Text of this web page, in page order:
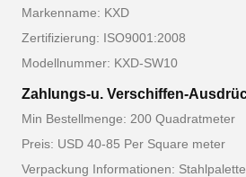
Markenname: KXD
Zertifizierung: ISO9001:2008
Modellnummer: KXD-SW10
Zahlungs-u. Verschiffen-
Min Bestellmenge: 200 Quadratmeter
Preis: USD 40-85 Per Square meter
Verpackung Informationen: